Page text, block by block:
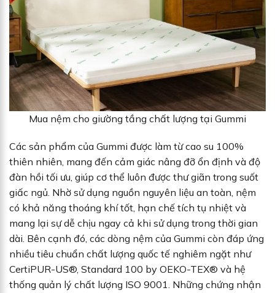
Mua nệm cho giường tầng chất lượng tại Gummi
Các sản phẩm của Gummi được làm từ cao su 100%
thiên nhiên, mang đến cảm giác nâng đỡ ổn định và độ
đàn hồi tối ưu, giúp cơ thể luôn được thư giãn trong suốt
giấc ngủ. Nhờ sử dụng nguồn nguyên liệu an toàn, nệm
có khả năng thoáng khí tốt, hạn chế tích tụ nhiệt và
mang lại sự dễ chịu ngay cả khi sử dụng trong thời gian
dài. Bên cạnh đó, các dòng nệm của Gummi còn đáp ứng
nhiều tiêu chuẩn chất lượng quốc tế nghiêm ngặt như
CertiPUR-US®, Standard 100 by OEKO-TEX® và hệ
thống quản lý chất lượng ISO 9001. Những chứng nhận